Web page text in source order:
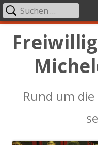
Rund um
Primäres
Menü
nach: